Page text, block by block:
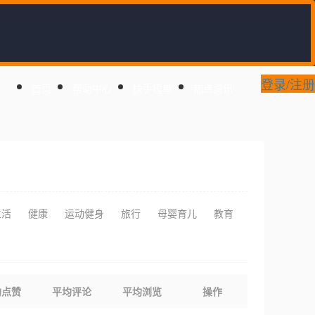
登录/注册
健康 运动健身 旅行 母婴育儿 教育
赞 平均评论 平均浏览 操作